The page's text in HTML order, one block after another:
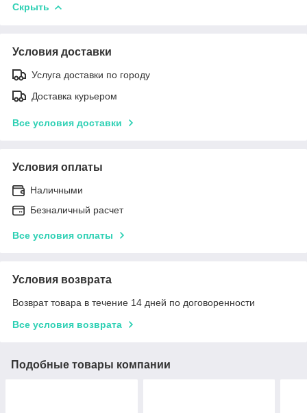
Скрыть
Условия доставки
Услуга доставки по городу
Доставка курьером
Все условия доставки
Условия оплаты
Наличными
Безналичный расчет
Все условия оплаты
Условия возврата
Возврат товара в течение 14 дней по договоренности
Все условия возврата
Подобные товары компании